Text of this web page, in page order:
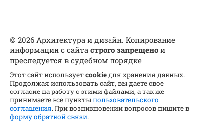
© 2026 Архитектура и дизайн. Копирование
информации с сайта строго запрещено и
преследуется в судебном порядке
Этот сайт используетcookieдля хранения данных.
Продолжая использовать сайт, вы даете свое
согласие на работу с этими файлами, а так же
принимаете все пунктыпользовательского
соглашения. При возникновении вопросов пишите в
форму обратной связи.